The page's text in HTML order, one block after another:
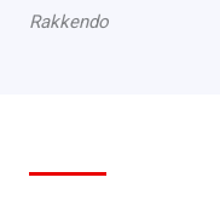
Rakkendo